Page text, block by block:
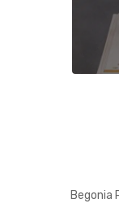
Begonia